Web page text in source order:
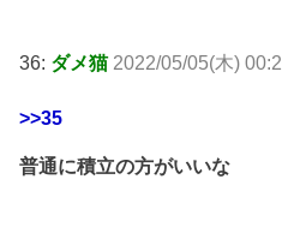
36: ダメ猫 2022/05/05(木)
>>35
普通に積立の方がいいな